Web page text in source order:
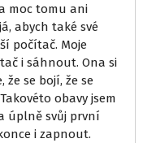
moc tomu ani
abych také své
počítač. Moje
i sáhnout. Ona si
že se bojí, že se
obavy jsem
úplně svůj první
i zapnout.